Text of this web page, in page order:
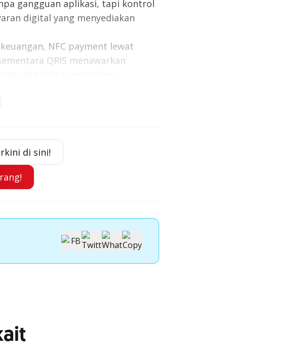
gangguan aplikasi, tapi kontrol
digital yang menyediakan
NFC payment lewat
QRIS menawarkan
Simak!
di sini!